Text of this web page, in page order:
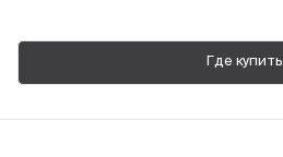
Где купить